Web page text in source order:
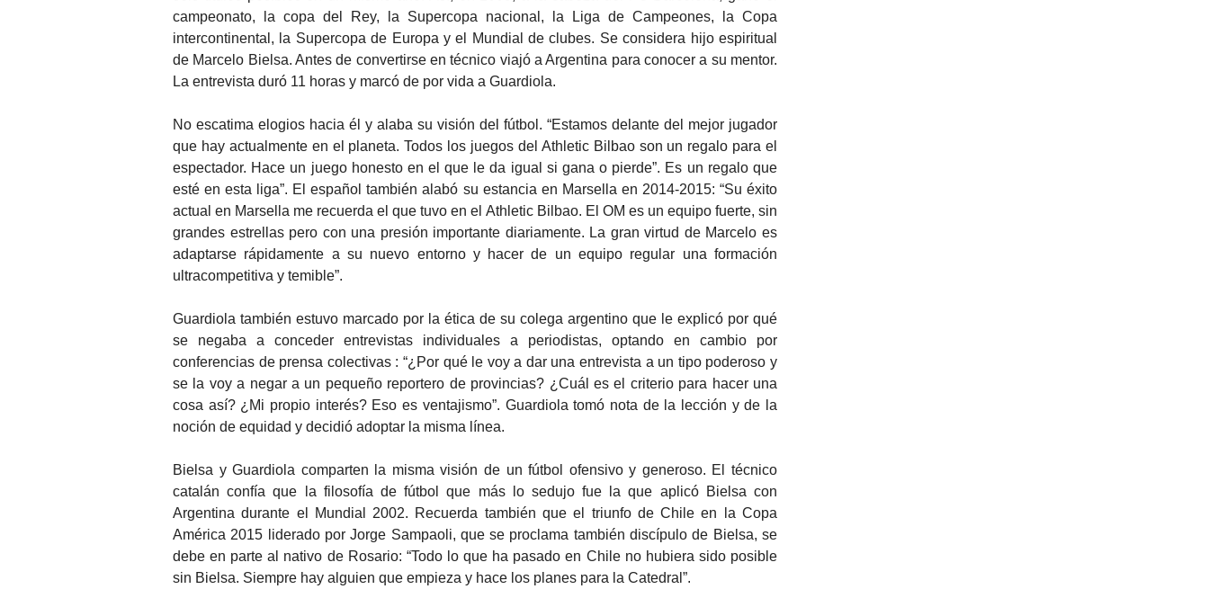
campeonato, la copa del Rey, la Supercopa nacional, la Liga de Campeones, la Copa
intercontinental, la Supercopa de Europa y el Mundial de clubes. Se considera hijo espiritual
de Marcelo Bielsa. Antes de convertirse en técnico viajó a Argentina para conocer a su mentor.
La entrevista duró 11 horas y marcó de por vida a Guardiola.
No escatima elogios hacia él y alaba su visión del fútbol. “Estamos delante del mejor jugador
que hay actualmente en el planeta. Todos los juegos del Athletic Bilbao son un regalo para el
espectador. Hace un juego honesto en el que le da igual si gana o pierde”. Es un regalo que
esté en esta liga”. El español también alabó su estancia en Marsella en 2014-2015: “Su éxito
actual en Marsella me recuerda el que tuvo en el Athletic Bilbao. El OM es un equipo fuerte, sin
grandes estrellas pero con una presión importante diariamente. La gran virtud de Marcelo es
adaptarse rápidamente a su nuevo entorno y hacer de un equipo regular una formación
ultracompetitiva y temible”.
Guardiola también estuvo marcado por la ética de su colega argentino que le explicó por qué
se negaba a conceder entrevistas individuales a periodistas, optando en cambio por
conferencias de prensa colectivas : “¿Por qué le voy a dar una entrevista a un tipo poderoso y
se la voy a negar a un pequeño reportero de provincias? ¿Cuál es el criterio para hacer una
cosa así? ¿Mi propio interés? Eso es ventajismo”. Guardiola tomó nota de la lección y de la
noción de equidad y decidió adoptar la misma línea.
Bielsa y Guardiola comparten la misma visión de un fútbol ofensivo y generoso. El técnico
catalán confía que la filosofía de fútbol que más lo sedujo fue la que aplicó Bielsa con
Argentina durante el Mundial 2002. Recuerda también que el triunfo de Chile en la Copa
América 2015 liderado por Jorge Sampaoli, que se proclama también discípulo de Bielsa, se
debe en parte al nativo de Rosario: “Todo lo que ha pasado en Chile no hubiera sido posible
sin Bielsa. Siempre hay alguien que empieza y hace los planes para la Catedral”.